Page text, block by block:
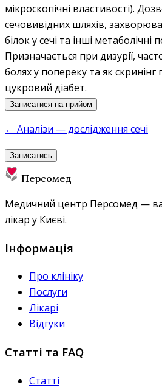
мікроскопічні властивості).
сечовивідних шляхів,
білок у сечі та інші метаболічні
Призначається при дизурії,
болях у попереку та як скринінг
цукровий діабет.
Записатися на прийом
← Аналізи — дослідження сечі
Записатись
Персомед
Медичний центр Персомед —
лікар у Києві.
Інформація
Про клініку
Послуги
Лікарі
Відгуки
Статті та FAQ
Статті